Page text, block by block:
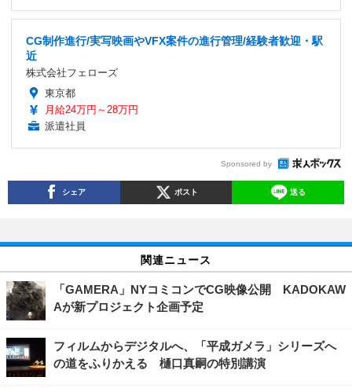
CG制作進行/実写映画やVFX案件の進行管理/経験者歓迎・駅
近
株式会社フェローズ
東京都
月給24万円～28万円
派遣社員
Sponsored by
シェア ポスト 送る
関連ニュース
「GAMERA」NYコミコンでCG映像公開 KADOKAW
Aが新プロジェクト企画予定
フィルムからデジタルへ、「平成ガメラ」シリーズへ
の道をふりかえる 樋口真嗣の特別講演